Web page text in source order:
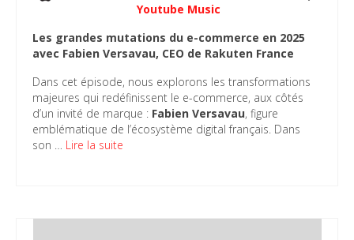
Youtube Music
Les grandes mutations du e-commerce en 2025
avec Fabien Versavau, CEO de Rakuten France
Dans cet épisode, nous explorons les transformations
majeures qui redéfinissent le e-commerce, aux côtés
d’un invité de marque : Fabien Versavau, figure
emblématique de l’écosystème digital français. Dans
son … Lire la suite